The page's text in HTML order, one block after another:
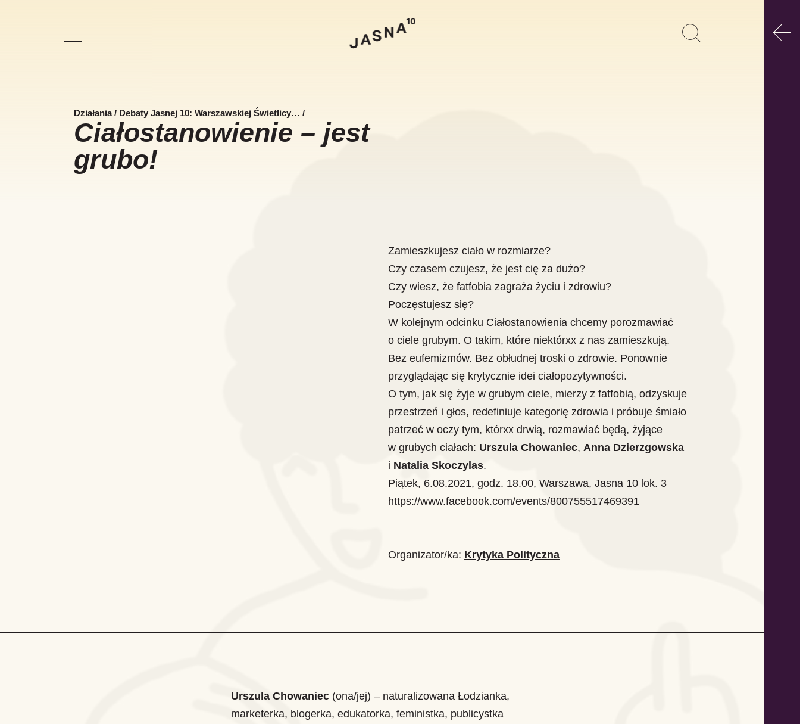
Szukaj
Działania/ Debaty Jasnej 10: Warszawskiej Świetlicy… /
Ciałostanowienie – jest
grubo!
Zamieszkujesz ciało w rozmiarze?
Czy czasem czujesz, że jest cię za dużo?
Czy wiesz, że fatfobia zagraża życiu i zdrowiu?
Poczęstujesz się?
W kolejnym odcinku Ciałostanowienia chcemy porozmawiać
o ciele grubym. O takim, które niektórxx z nas zamieszkują.
Bez eufemizmów. Bez obłudnej troski o zdrowie. Ponownie
przyglądając się krytycznie idei ciałopozytywności.
O tym, jak się żyje w grubym ciele, mierzy z fatfobią, odzyskuje
przestrzeń i głos, redefiniuje kategorię zdrowia i próbuje śmiało
patrzeć w oczy tym, którxx drwią, rozmawiać będą, żyjące
w grubych ciałach: Urszula Chowaniec, Anna Dzierzgowska
i Natalia Skoczylas.
Piątek, 6.08.2021, godz. 18.00, Warszawa, Jasna 10 lok. 3
https://www.facebook.com/events/800755517469391
Organizator/ka: Krytyka Polityczna
Urszula Chowaniec (ona/jej) – naturalizowana Łodzianka,
marketerka, blogerka, edukatorka, feministka, publicystka